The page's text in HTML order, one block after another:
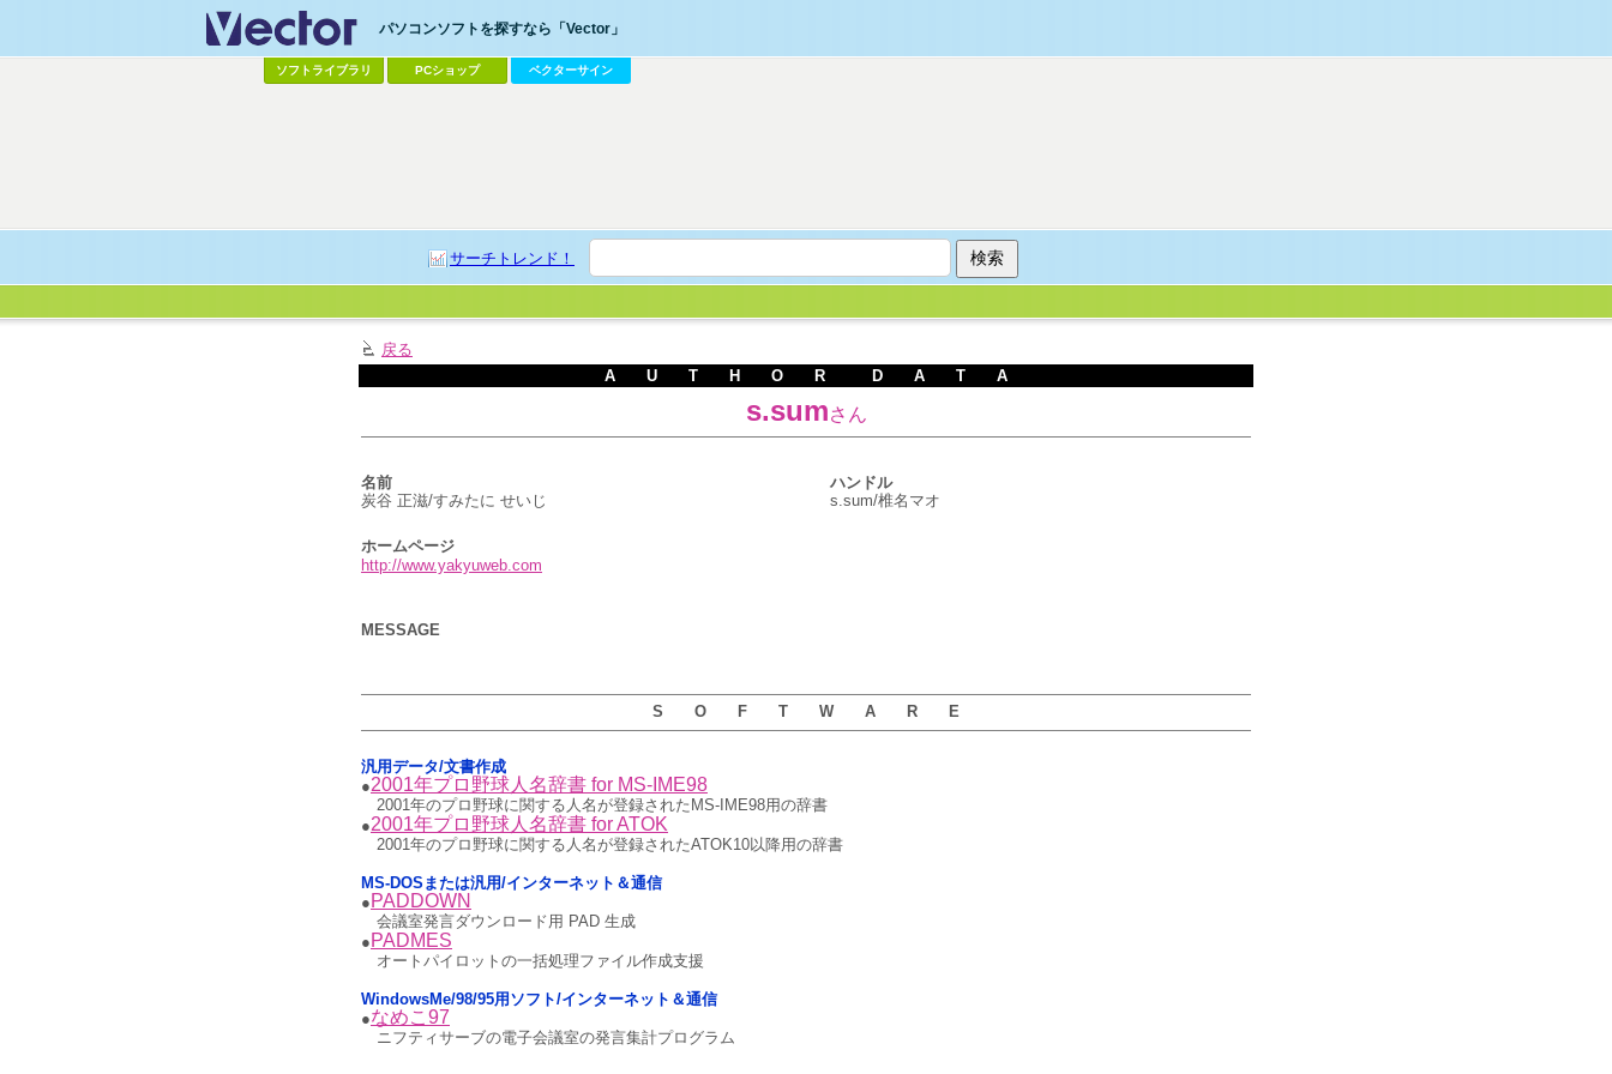
パソコンソフトを探すなら「Vector」
ソフトライブラリ PCショップ ベクターサイン
サーチトレンド！
戻る
A U T H O R D A T A
s.sumさん
名前
炭谷 正滋/すみたに せいじ
ハンドル
s.sum/椎名マオ
ホームページ
http://www.yakyuweb.com
MESSAGE
S O F T W A R E
汎用データ/文書作成
●2001年プロ野球人名辞書 for MS-IME98
2001年のプロ野球に関する人名が登録されたMS-IME98用の辞書
●2001年プロ野球人名辞書 for ATOK
2001年のプロ野球に関する人名が登録されたATOK10以降用の辞書
MS-DOSまたは汎用/インターネット＆通信
● PADDOWN
会議室発言ダウンロード用 PAD 生成
● PADMES
オートパイロットの一括処理ファイル作成支援
WindowsMe/98/95用ソフト/インターネット＆通信
●なめこ97
ニフティサーブの電子会議室の発言集計プログラム